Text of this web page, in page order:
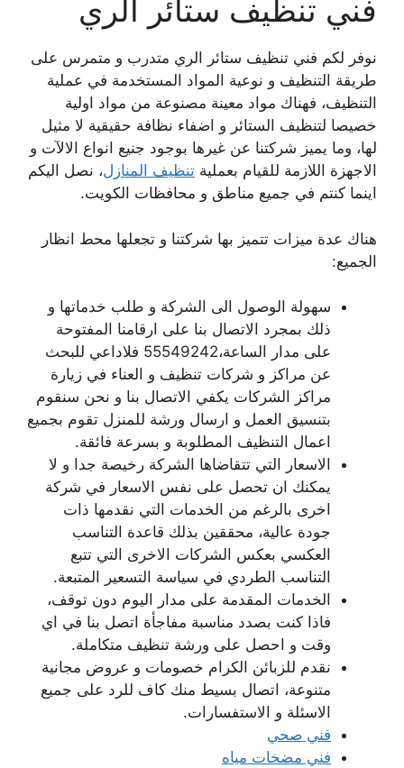
فني تنظيف ستائر الري
نوفر لكم فني تنظيف ستائر الري متدرب و متمرس على
طريقة التنظيف و نوعية المواد المستخدمة في عملية
التنظيف، فهناك مواد معينة مصنوعة من مواد اولية
خصيصا لتنظيف الستائر و اضفاء نظافة حقيقية لا مثيل
لها، وما يميز شركتنا عن غيرها بوجود جنيع انواع الالآت و
الاجهزة اللازمة للقيام بعملية تنظيف المنازل، نصل اليكم
اينما كنتم في جميع مناطق و محافظات الكويت.
هناك عدة ميزات تتميز بها شركتنا و تجعلها محط انظار
الجميع:
سهولة الوصول الى الشركة و طلب خدماتها و
ذلك بمجرد الاتصال بنا على ارقامنا المفتوحة
على مدار الساعة،55549242 فلاداعي للبحث
عن مراكز و شركات تنظيف و العناء في زيارة
مراكز الشركات يكفي الاتصال بنا و نحن سنقوم
بتنسيق العمل و ارسال ورشة للمنزل تقوم بجميع
اعمال التنظيف المطلوبة و بسرعة فائقة.
الاسعار التي تتقاضاها الشركة رخيصة جدا و لا
يمكنك ان تحصل على نفس الاسعار في شركة
اخرى بالرغم من الخدمات التي نقدمها ذات
جودة عالية، محققين بذلك قاعدة التناسب
العكسي بعكس الشركات الاخرى التي تتبع
التناسب الطردي في سياسة التسعير المتبعة.
الخدمات المقدمة على مدار اليوم دون توقف،
فاذا كنت بصدد مناسبة مفاجأة اتصل بنا في اي
وقت و احصل على ورشة تنظيف متكاملة.
نقدم للزبائن الكرام خصومات و عروض مجانية
متنوعة، اتصال بسيط منك كاف للرد على جميع
الاسئلة و الاستفسارات.
فني صحي
فني مضخات مياه